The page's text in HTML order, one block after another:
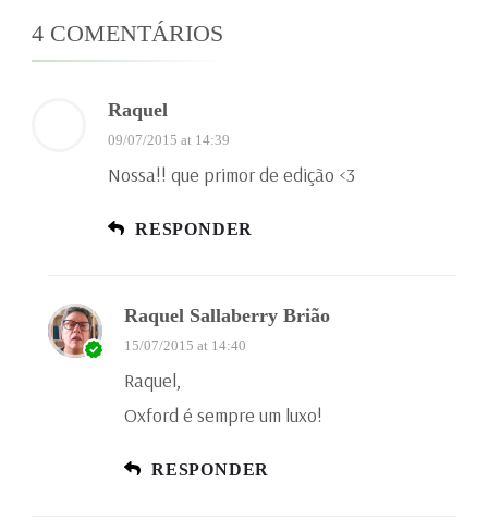
4 COMENTÁRIOS
Raquel
09/07/2015 at 14:39
Nossa!! que primor de edição <3
RESPONDER
Raquel Sallaberry Brião
15/07/2015 at 14:40
Raquel,
Oxford é sempre um luxo!
RESPONDER